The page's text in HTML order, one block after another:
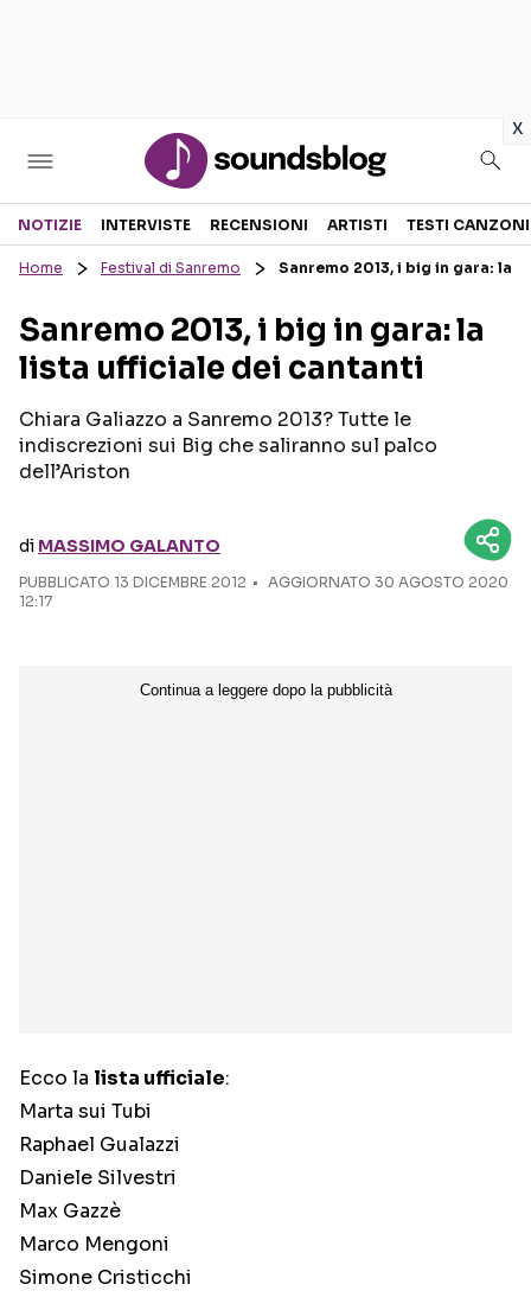
x
Sezioni
RECENSIONI MUSICALI
INTERVISTE
GOSSIP E CURIOSITÀ
TESTI CANZONI
TOUR ED EVENTI
TALENT SHOW
Seguici sui social
NOTIZIE INTERVISTE RECENSIONI ARTISTI TESTI CANZONI
Home Festival di Sanremo Sanremo 2013, i big in gara: la
Sanremo 2013, i big in gara: la
lista ufficiale dei cantanti
Chiara Galiazzo a Sanremo 2013? Tutte le
indiscrezioni sui Big che saliranno sul palco
dell’Ariston
di MASSIMO GALANTO
PUBBLICATO 13 DICEMBRE 2012
AGGIORNATO 30 AGOSTO 2020
12:17
Ecco la lista ufficiale:
Marta sui Tubi
Raphael Gualazzi
Daniele Silvestri
Max Gazzè
Marco Mengoni
Simone Cristicchi